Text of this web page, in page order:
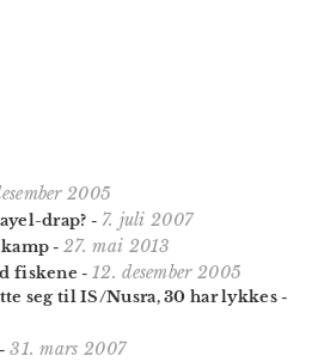
2005
drap? - 7. juli 2007
-27. mai 2013
fiskene - 12. desember 2005
seg til IS/Nusra, 30 har lykkes -
-31. mars 2007